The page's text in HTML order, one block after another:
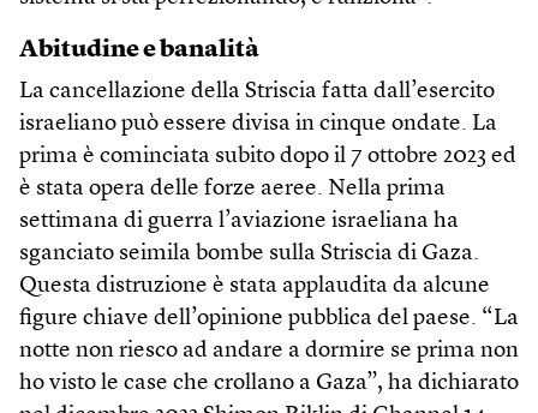
Abitudine e banalità
La cancellazione della Striscia fatta dall’esercito
israeliano può essere divisa in cinque ondate. La
prima è cominciata subito dopo il 7 ottobre 2023 ed
è stata opera delle forze aeree. Nella prima
settimana di guerra l’aviazione israeliana ha
sganciato seimila bombe sulla Striscia di Gaza.
Questa distruzione è stata applaudita da alcune
figure chiave dell’opinione pubblica del paese. “La
notte non riesco ad andare a dormire se prima non
ho visto le case che crollano a Gaza”, ha dichiarato